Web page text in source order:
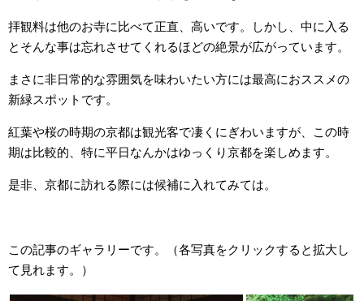
拝観料は他のお寺に比べて正直、高いです。しかし、中に入る
とそんな事は忘れさせてくれるほどの絶景が広がっています。
まさに非日常的な雰囲気を味わいたい方には最高におススメの
新緑スポットです。
紅葉や桜の時期の京都は観光客で凄くにぎわいますが、この時
期は比較的、特に平日なんかはゆっくり京都を楽しめます。
是非、京都に訪れる際には候補に入れてみては。
この記事のギャラリーです。（各写真をクリックすると拡大し
て見れます。）